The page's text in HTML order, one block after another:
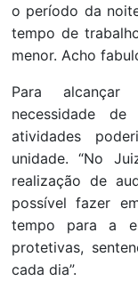
o período da
tempo de
menor. Acho
Para alcançar
necessidade
atividades
unidade. “No
realização de
possível fazer
tempo para a
protetivas,
cada dia”.